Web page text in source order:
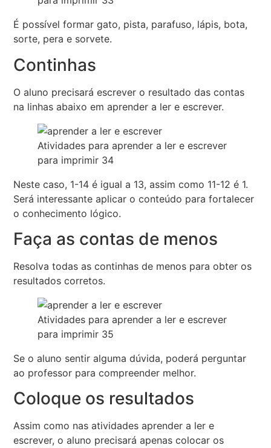
É possível formar gato, pista, parafuso, lápis, bota,
sorte, pera e sorvete.
Continhas
O aluno precisará escrever o resultado das contas
na linhas abaixo em aprender a ler e escrever.
Atividades para aprender a ler e escrever
para imprimir 34
Neste caso, 1-14 é igual a 13, assim como 11-12 é 1.
Será interessante aplicar o conteúdo para fortalecer
o conhecimento lógico.
Faça as contas de menos
Resolva todas as continhas de menos para obter os
resultados corretos.
Atividades para aprender a ler e escrever
para imprimir 35
Se o aluno sentir alguma dúvida, poderá perguntar
ao professor para compreender melhor.
Coloque os resultados
Assim como nas atividades aprender a ler e
escrever, o aluno precisará apenas colocar os